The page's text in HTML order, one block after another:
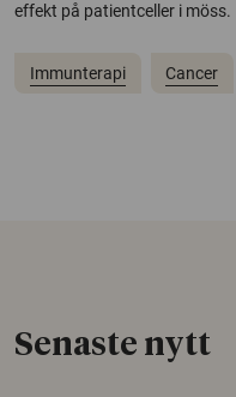
effekt på patientceller i möss.
Immunterapi Cancer
Senaste nytt